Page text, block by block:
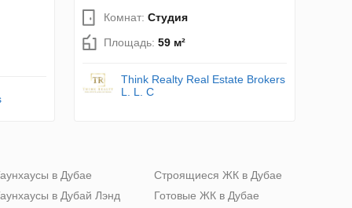
Комнат: Студия
Площадь: 59 м²
Think Realty Real Estate Brokers
L. L. C
в Дубае
в Дубай Лэнд
Строящиеся ЖК в Дубае
Готовые ЖК в Дубае